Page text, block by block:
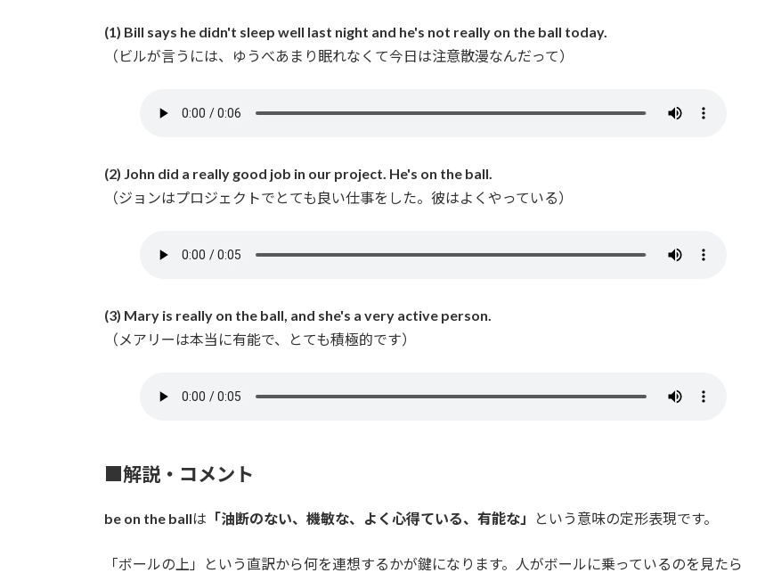
(1) Bill says he didn't sleep well last night and he's not really on the ball today.
（ビルが言うには、ゆうべあまり眠れなくて今日は注意散漫なんだって）
(2) John did a really good job in our project. He's on the ball.
（ジョンはプロジェクトでとても良い仕事をした。彼はよくやっている）
(3) Mary is really on the ball, and she's a very active person.
（メアリーは本当に有能で、とても積極的です）
■解説・コメント
be on the ballは 「油断のない、機敏な、よく心得ている、有能な」 という意味の定形表現です。
「ボールの上」という直訳から何を連想するかが鍵になります。人がボールに乗っているのを見たら